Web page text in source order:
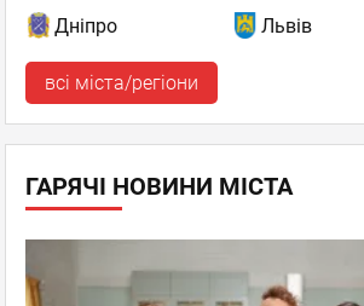
Дніпро Львів
всі міста/регіони
ГАРЯЧІ НОВИНИ МІСТА